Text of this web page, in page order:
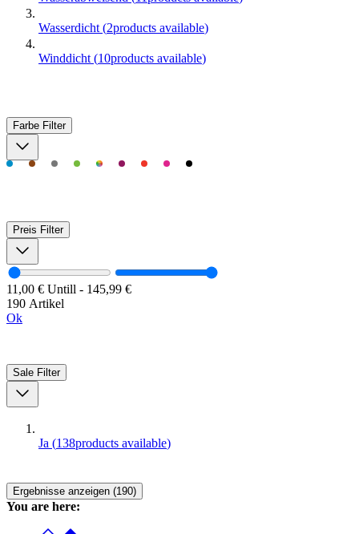
Wasserdicht (2products available)
Winddicht (10products available)
Farbe Filter
Preis Filter
11,00 € Untill - 145,99 €
190 Artikel
Ok
Sale Filter
Ja (138products available)
Ergebnisse anzeigen (190)
You are here: